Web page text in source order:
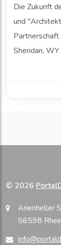
Die Zukunft
und
Sheridan,
© 2026
Arienheller
56598